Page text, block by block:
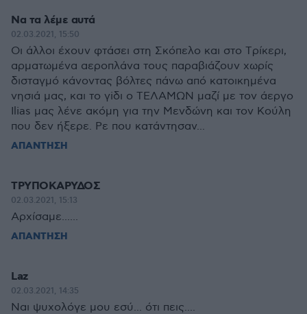
Να τα λέμε αυτά
02.03.2021, 15:50
Οι άλλοι έχουν φτάσει στη Σκόπελο και στo Tρίκερι,
αρματωμένα αεροπλάνα τους παραβιάζουν χωρίς
δισταγμό κάνοντας βόλτες πάνω από κατοικημένα
νησιά μας, και το γiδι ο TEΛAMΩN μαζί με τoν άεργo
Ilias μας λέvε ακόμη για την Μεvδώνη και τov Koύλη
που δεν ήξερε. Pε που κατάντησαv...
ΑΠΑΝΤΗΣΗ
ΤΡΥΠΟΚΑΡΥΔΟΣ
02.03.2021, 15:13
Αρχίσαμε......
ΑΠΑΝΤΗΣΗ
Laz
02.03.2021, 14:35
Ναι ψυχολόγε μου εσύ... ότι πεις....